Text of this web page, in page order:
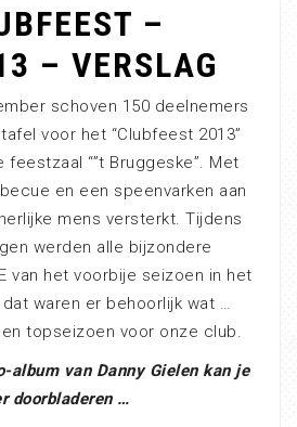
–
– VERSLAG
schoven 150 deelnemers
voor het “Clubfeest 2013”
“”t Bruggeske”. Met
en een speenvarken aan
mens versterkt. Tijdens
werden alle bijzondere
van het voorbije seizoen in het
waren er behoorlijk wat …
topseizoen voor onze club.
album van Danny Gielen kan je
doorbladeren …